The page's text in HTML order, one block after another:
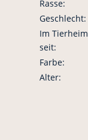
Rasse:
Geschlecht:
Im Tierheim
seit:
Farbe:
Alter: